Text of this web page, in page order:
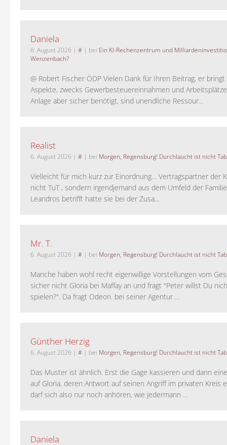
Daniela
6. August 2026 | # | bei Ein KI-Rechenzentrum und
Wenzenbach?
@ Robert Fischer ÖDP Vielen Dank für Ihren Beitrag, er
Aspekte, zwecks Gewerbesteuereinnahmen und
Anlage aber sicher benötigt, sind unendliche Ressour...
Realist
6. August 2026 | # | bei Morgen, Regensburg! Durchlaucht ist nicht
Vielleicht für mich kurz zur Einordnung… Vertragspartner der
nicht TuT , sondern irgendjemand aus dem Umfeld der
Leandros betrifft hatte sie bei der Zusa...
Mr. T.
6. August 2026 | # | bei Morgen, Regensburg! Durchlaucht ist nicht
Manche haben wohl recht eigenwillige Vorstellungen vom
sicher nicht Gloria bei Maffay an und fragt "Peter willst Du
spielen?". Da fragt Odeon. bei seiner Agentur ...
Günther Herzig
6. August 2026 | # | bei Morgen, Regensburg! Durchlaucht ist nicht
Das Muster ist ähnlich. Erst die Gage kassieren und dann
auf Gloria, deren Antwort auf seinen Angriff im privaten Kreis
darf sich also nur noch anhören, wie jedermann ...
Daniela